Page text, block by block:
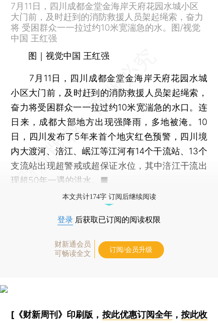
7月11日，四川成都金堂金海岸天府花园水城小区
大门前，及时赶到的消防救援人员架起绳索，奋力
将 受困群众一一拉过约10米宽湍急的水。图/视觉
中国 王红强
图｜视觉中国 王红强
7月11日，四川成都金堂金海岸天府花园水城
小区大门前，及时赶到的消防救援人员架起绳索，
奋力将受困群众一一拉过约10米宽湍急的水口。连
日来，成都大部地方出现强降雨，多地被淹。10
日，四川发布了5年来首个地灾红色预警，四川境
内大渡河、涪江、岷江等江河有14个干流站、13个
支流站出现超警戒或超保证水位，其中涪江干流出
现超50年一遇的洪水。■
本文共计174字 订阅后继续阅读
登录 后获取已订阅的阅读权限
财新通会员
可畅读全文
订阅/会员升级
[《财新周刊》印刷版， 按此优惠订阅全年， 按此收